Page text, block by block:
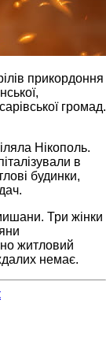
прикордоння
громад.
Нікополь.
в
будинки,
Три жінки
житловий
немає.